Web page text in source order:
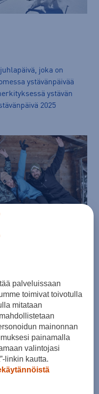
joka on
ystävänpäivää
ystävän
2025
vuosittain ja sen
Vuonna 2024
palveluissaan
toimivat toivotulla
mitataan
mainonnan
painamalla
valintojasi
linkin kautta.